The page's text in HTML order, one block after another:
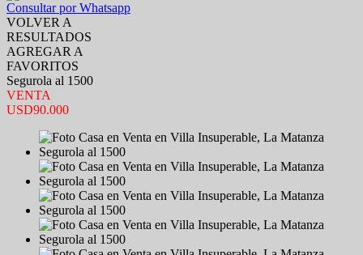
Consultar por Whatsapp
VOLVER A
RESULTADOS
AGREGAR A
FAVORITOS
Segurola al 1500
VENTA
USD90.000